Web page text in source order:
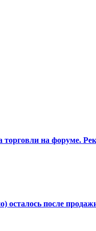
торговли на форуме.
осталось после